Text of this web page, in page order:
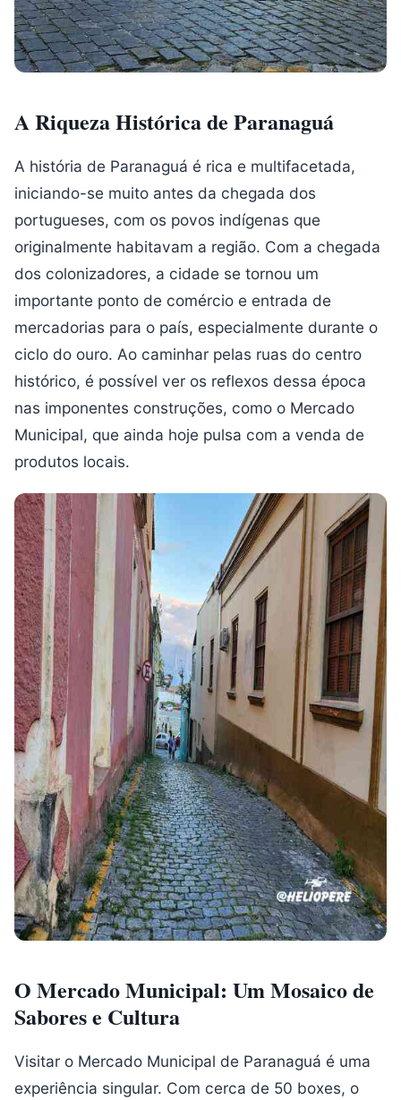
A Riqueza Histórica de Paranaguá
A história de Paranaguá é rica e multifacetada,
iniciando-se muito antes da chegada dos
portugueses, com os povos indígenas que
originalmente habitavam a região. Com a chegada
dos colonizadores, a cidade se tornou um
importante ponto de comércio e entrada de
mercadorias para o país, especialmente durante o
ciclo do ouro. Ao caminhar pelas ruas do centro
histórico, é possível ver os reflexos dessa época
nas imponentes construções, como o Mercado
Municipal, que ainda hoje pulsa com a venda de
produtos locais.
O Mercado Municipal: Um Mosaico de
Sabores e Cultura
Visitar o Mercado Municipal de Paranaguá é uma
experiência singular. Com cerca de 50 boxes, o